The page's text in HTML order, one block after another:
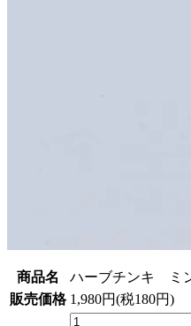
商品名
ハーブチンキ ミ
販売価格 1,980円(税180円)